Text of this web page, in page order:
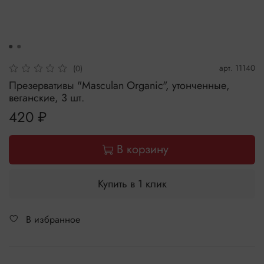
(0) арт. 11140
Презервативы "Masculan Organic", утонченные,
веганские, 3 шт.
420 ₽
В корзину
Купить в 1 клик
В избранное